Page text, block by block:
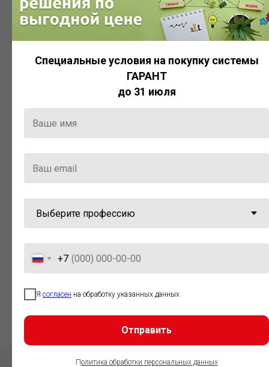
Компания «Гарант» стала
победителем премии «Время
Система
ГАРАНТ
Актуальная правовая информация
и инструменты для максимально
эффективной работы с ней.
Специальные условия на покупку системы
ГАРАНТ
до 31 июля
+7
Я согласен на обработку указанных данных
Отправить
Политика обработки персональных данных